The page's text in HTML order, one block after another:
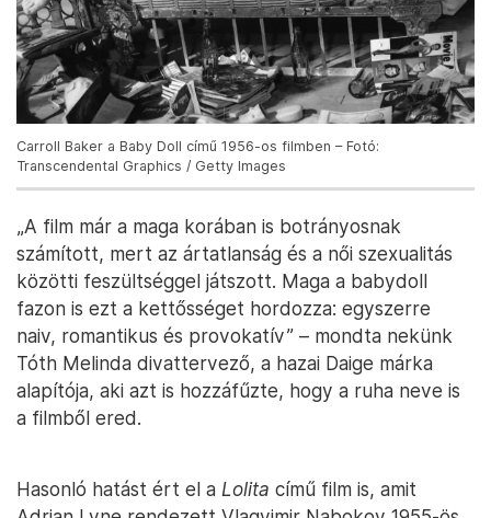
Carroll Baker a Baby Doll című 1956-os filmben – Fotó:
Transcendental Graphics / Getty Images
„A film már a maga korában is botrányosnak
számított, mert az ártatlanság és a női szexualitás
közötti feszültséggel játszott. Maga a babydoll
fazon is ezt a kettősséget hordozza: egyszerre
naiv, romantikus és provokatív” – mondta nekünk
Tóth Melinda divattervező, a hazai Daige márka
alapítója, aki azt is hozzáfűzte, hogy a ruha neve is
a filmből ered.
Hasonló hatást ért el a Lolita című film is, amit